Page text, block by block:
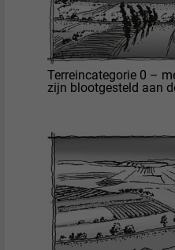
Terreincategorie 0 –
zijn blootgesteld aan